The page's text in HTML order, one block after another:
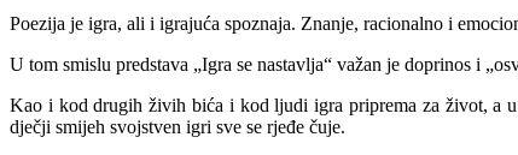
Poezija je igra, ali i igrajuća spoznaja. Znanje, racionalno i
U tom smislu predstava „Igra se nastavlja“ važan je doprinos i
Kao i kod drugih živih bića i kod ljudi igra priprema za život, a u
dječji smijeh svojstven igri sve se rjeđe čuje.